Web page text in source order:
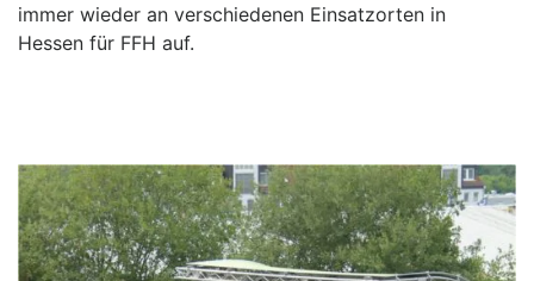
immer wieder an verschiedenen Einsatzorten in
Hessen für FFH auf.